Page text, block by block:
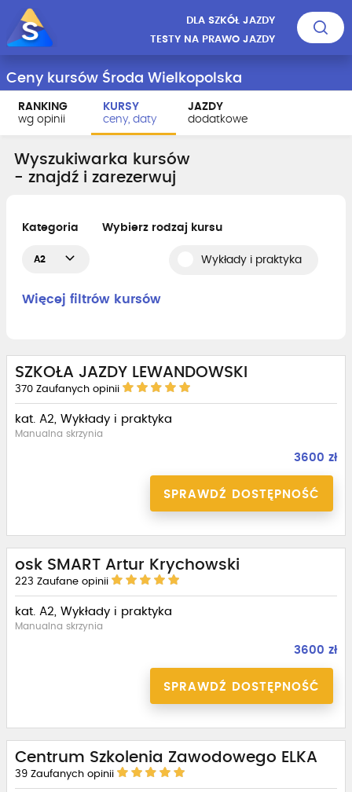
DLA SZKÓŁ JAZDY
TESTY NA PRAWO JAZDY
Ceny kursów Środa Wielkopolska
RANKING
wg opinii
KURSY
ceny, daty
JAZDY
dodatkowe
Wyszukiwarka kursów
- znajdź i zarezerwuj
Kategoria
A2
Wybierz rodzaj kursu
Wykłady i praktyka
Więcej filtrów kursów
SZKOŁA JAZDY LEWANDOWSKI
370 Zaufanych opinii
kat. A2, Wykłady i praktyka
Manualna skrzynia
3600 zł
SPRAWDŹ DOSTĘPNOŚĆ
osk SMART Artur Krychowski
223 Zaufane opinii
kat. A2, Wykłady i praktyka
Manualna skrzynia
3600 zł
SPRAWDŹ DOSTĘPNOŚĆ
Centrum Szkolenia Zawodowego ELKA
39 Zaufanych opinii